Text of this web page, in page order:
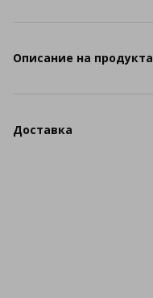
Описание на продукта
Доставка